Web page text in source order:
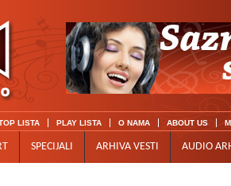
LISTA PLAY LISTA O NAMA ABOUT US
SPECIJALI ARHIVA VESTI AUDIO